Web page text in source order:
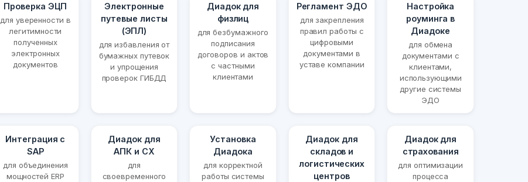
Проверка ЭЦП
для уверенности в
легитимности
полученных
электронных
документов
Электронные
путевые листы
(ЭПЛ)
для избавления от
бумажных путевок
и упрощения
проверок ГИБДД
Диадок для
физлиц
для безбумажного
подписания
договоров и актов
с частными
клиентами
Регламент ЭДО
для закрепления
правил работы с
цифровыми
документами в
уставе компании
Настройка
роуминга в
Диадоке
для обмена
документами с
клиентами,
использующими
другие системы
ЭДО
Интеграция с
SAP
для объединения
мощностей ERP
Диадок для
АПК и СХ
для
своевременного
Установка
Диадока
для корректной
работы системы
Диадок для
складов и
логистических
центров
Диадок для
страхования
для оптимизации
процесса